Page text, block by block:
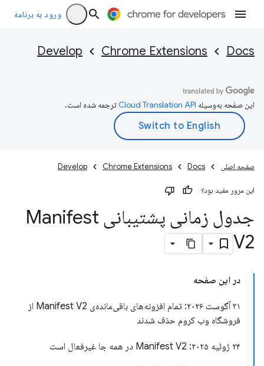
ورود به برنامه
Docs
Chrome Extensions
Develop
این صفحه به‌وسیله ترجمه شده است.
صفحه اصلی Docs
Chrome Extensions
Develop
این مرور مفید بود؟
جدول زمانی پشتیبانی Manifest
V2
در این صفحه
۳۱ آگوست ۲۰۲۶: تمام افزونه‌های باقی‌مانده‌ی Manifest V2 از
فروشگاه وب کروم حذف شدند
۲۴ ژوئیه ۲۰۲۵: Manifest V2 در همه جا غیرفعال است